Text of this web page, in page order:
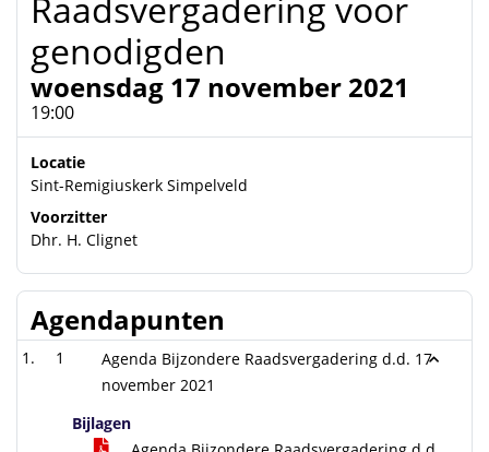
genodigden
woensdag 17 november 2021
19:00
Locatie
Sint-Remigiuskerk Simpelveld
Voorzitter
Dhr. H. Clignet
Agendapunten
1
Agenda Bijzondere Raadsvergadering d.d. 17
november 2021
Bijlagen